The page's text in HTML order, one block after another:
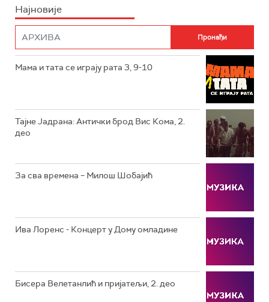
РТС ЖИВОТ
РТС КОЛО
Најновије
Мама и тата се играју рата 3, 9-10
Тајне Јадрана: Антички брод Вис Кома, 2.
део
За сва времена – Милош Шобајић
Ива Лоренс - Концерт у Дому омладине
Бисера Велетанлић и пријатељи, 2. део